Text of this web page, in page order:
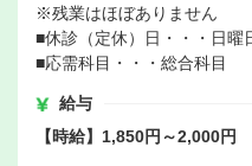
※残業はほぼありません
■休診（定休）日・・・日曜
■応需科目・・・総合科目
給与
【時給】1,850円～2,000円